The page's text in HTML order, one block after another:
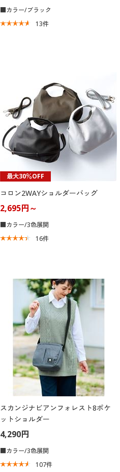
■カラー/ブラック
13件
最大30％OFF
コロン2WAYショルダーバッグ
2,695円～
■カラー/3色展開
16件
スカンジナビアンフォレスト8ポケ
ットショルダー
4,290円
■カラー/3色展開
107件